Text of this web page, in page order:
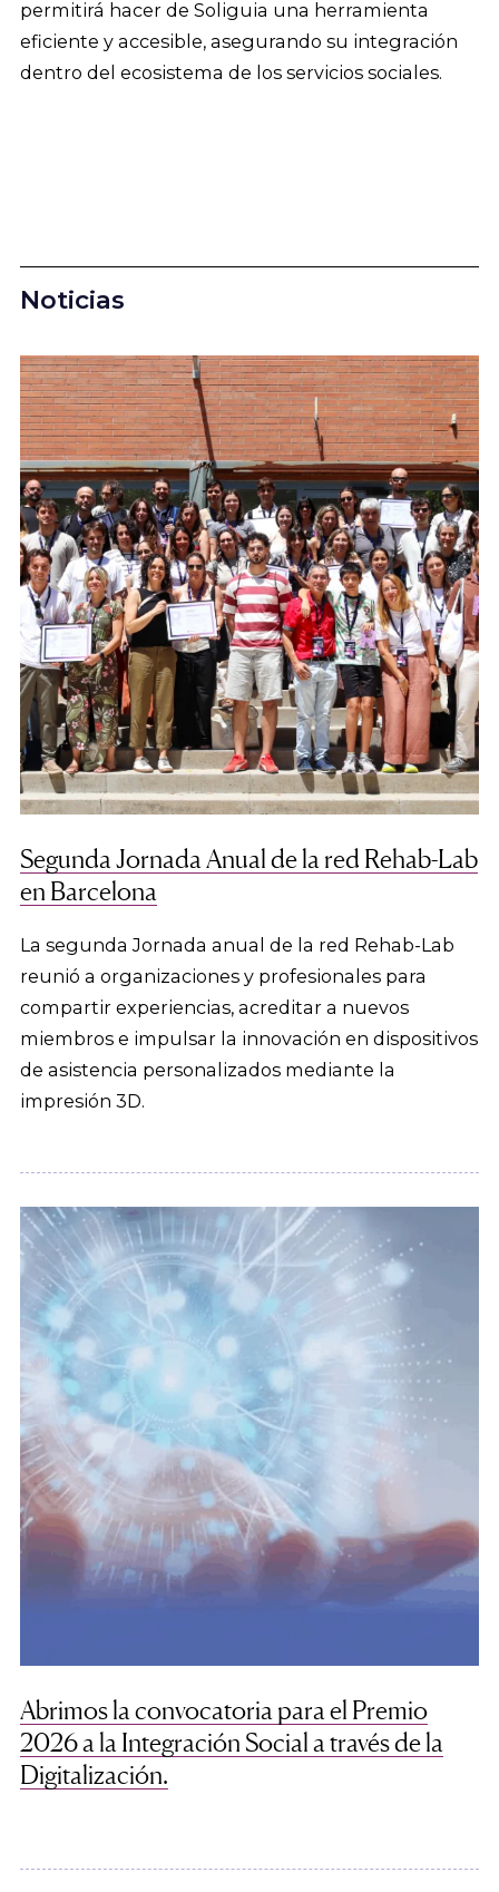
permitirá hacer de Soliguia una herramienta
eficiente y accesible, asegurando su integración
dentro del ecosistema de los servicios sociales.
Segunda Jornada Anual de la red Rehab-Lab
en Barcelona
La segunda Jornada anual de la red Rehab-Lab
reunió a organizaciones y profesionales para
compartir experiencias, acreditar a nuevos
miembros e impulsar la innovación en dispositivos
de asistencia personalizados mediante la
impresión 3D.
Abrimos la convocatoria para el Premio
2026 a la Integración Social a través de la
Digitalización.